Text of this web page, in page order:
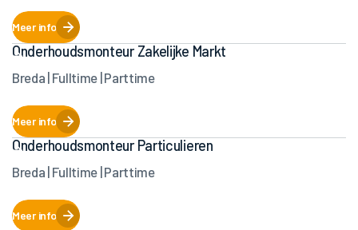
Meer info
Onderhoudsmonteur Zakelijke Markt
Breda | Fulltime | Parttime
Meer info
Onderhoudsmonteur Particulieren
Breda | Fulltime | Parttime
Meer info